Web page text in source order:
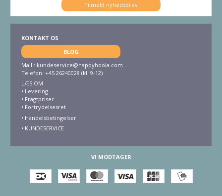
Tilmeld nyhedsbrev
KONTAKT OS
BLOG
Mail : kundeservice@happyhoola.com
Telefon: +45 26240028 (kl. 9-12)
LÆS OM
• Levering
• Fragtpriser
• Fortrydelsesret
• Handelsbetingelser
• KUNDESERVICE
VI MODTAGER